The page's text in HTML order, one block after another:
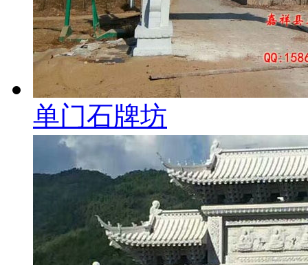
单门石牌坊